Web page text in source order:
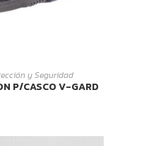
MÁS y Seguridad
P/CASCO V-GARD